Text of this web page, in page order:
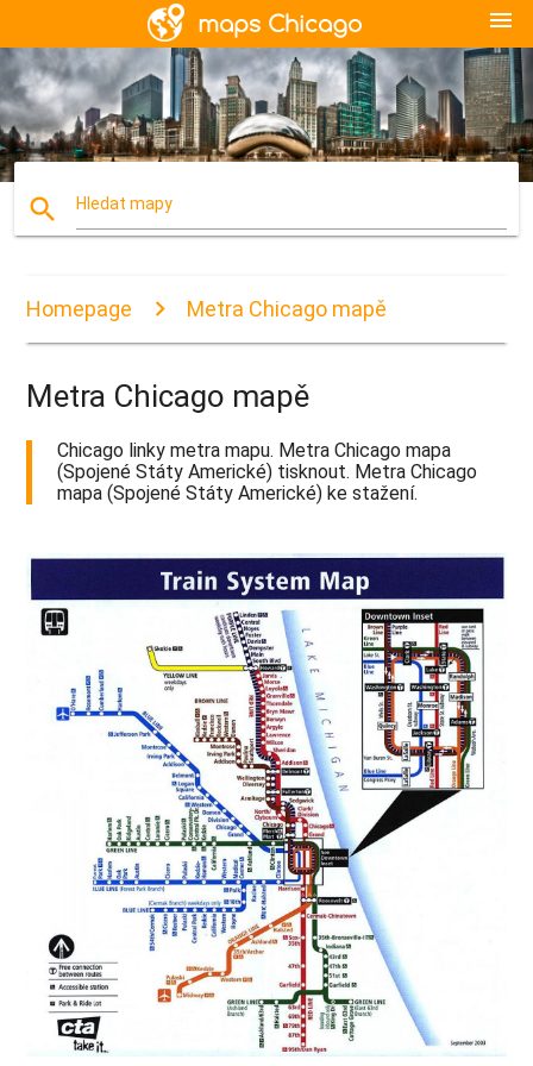
menu
search Hledat mapy
Homepage Metra Chicago mapě
Metra Chicago mapě
Chicago linky metra mapu. Metra Chicago mapa
(Spojené Státy Americké) tisknout. Metra Chicago
mapa (Spojené Státy Americké) ke stažení.